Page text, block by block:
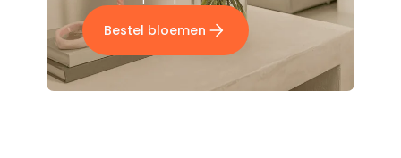
Bestel bloemen